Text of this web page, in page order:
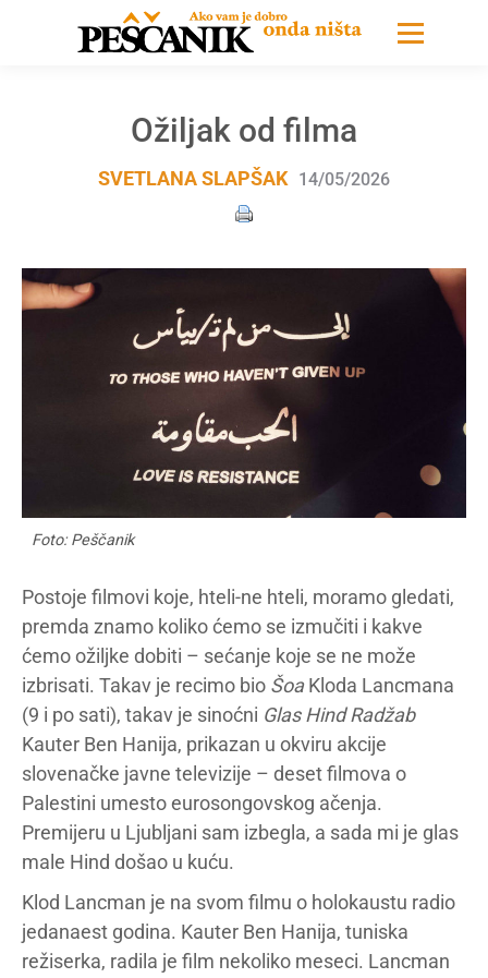
Ožiljak od filma
SVETLANA SLAPŠAK 14/05/2026
Foto: Peščanik
Postoje filmovi koje, hteli-ne hteli, moramo gledati,
premda znamo koliko ćemo se izmučiti i kakve
ćemo ožiljke dobiti – sećanje koje se ne može
izbrisati. Takav je recimo bio ŠoaKloda Lancmana
(9 i po sati), takav je sinoćni Glas Hind Radžab
Kauter Ben Hanija, prikazan u okviru akcije
slovenačke javne televizije – deset filmova o
Palestini umesto eurosongovskog ačenja.
Premijeru u Ljubljani sam izbegla, a sada mi je glas
male Hind došao u kuću.
Klod Lancman je na svom filmu o holokaustu radio
jedanaest godina. Kauter Ben Hanija, tuniska
režiserka, radila je film nekoliko meseci. Lancman